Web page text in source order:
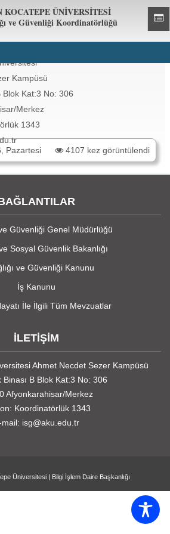
KOCATEPE ÜNİVERSİTESİ
ve Güvenliği Koordinatörlüğü
Kampüsü
Blok Kat:3 No: 306
Merkez
1343
Pazartesi
4107 kez görüntülendi
Güvenliği Genel Müdürlüğü
Sosyal Güvenlik Bakanlığı
ve Güvenliği Kanunu
İş Kanunu
İle İlgili Tüm Mevzuatlar
İLETİŞİM
Ahmet Necdet Sezer Kampüsü
Binası B Blok Kat:3 No: 306
Afyonkarahisar/Merkez
Koordinatörlük 1343
mail: isg@aku.edu.tr
Üniversitesi | Bilgi İşlem Daire Başkanlığı